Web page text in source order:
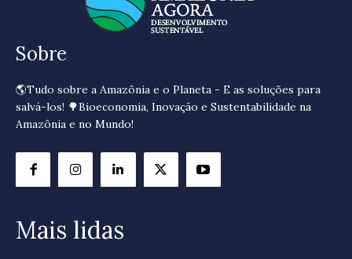
Sobre
🌎Tudo sobre a Amazônia e o Planeta - E as soluções para
salvá-los! 🌳Bioeconomia, Inovação e Sustentabilidade na
Amazônia e no Mundo!
Mais lidas